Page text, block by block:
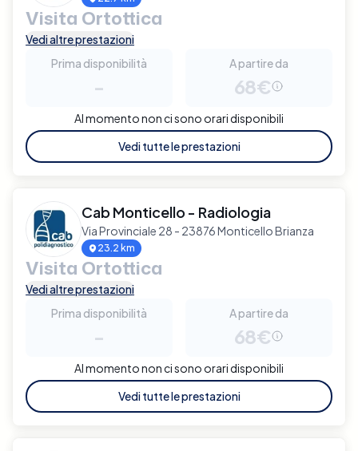
Visita Ortottica
Vedi altre prestazioni
Prima disponibilità
-
A partire da
68€
Al momento non ci sono orari disponibili
Vedi tutte le prestazioni
Cab Monticello - Radiologia
Via Provinciale 28 - 23876 Monticello Brianza
23.2 km
Visita Ortottica
Vedi altre prestazioni
Prima disponibilità
-
A partire da
68€
Al momento non ci sono orari disponibili
Vedi tutte le prestazioni